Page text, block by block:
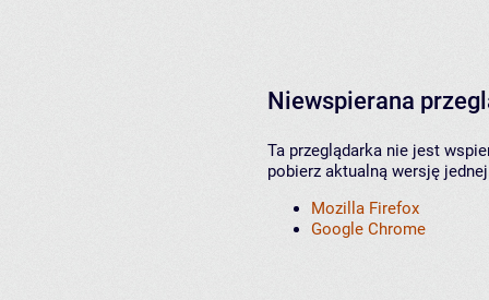
Niewspierana
Ta przeglądarka nie jest
pobierz aktualną wersję
Mozilla Firefox
Google Chrome